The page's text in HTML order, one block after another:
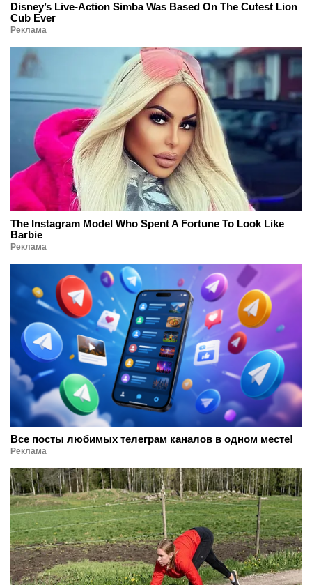
Disney’s Live-Action Simba Was Based On The Cutest Lion
Cub Ever
Реклама
The Instagram Model Who Spent A Fortune To Look Like
Barbie
Реклама
Все посты любимых телеграм каналов в одном месте!
Реклама